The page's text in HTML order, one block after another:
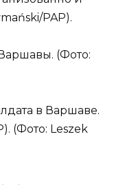
PAP).
(Фото:
в Варшаве.
(Фото: Leszek